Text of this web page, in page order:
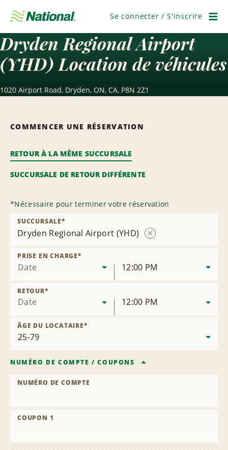
navigation
Se connecter / S'inscrire
Dryden Regional Airport
(YHD) Location de véhicules
1020 Airport Road, Dryden, ON, CA, P8N 2Z1
COMMENCER UNE RÉSERVATION
RETOUR À LA MÊME SUCCURSALE
SUCCURSALE DE RETOUR DIFFÉRENTE
*Nécessaire pour terminer votre réservation
Dryden Regional Airport (YHD)
SUCCURSALE*
Date
PRISE EN CHARGE*
12:00 PM
Date
RETOUR*
12:00 PM
ÂGE DU LOCATAIRE*
NUMÉRO DE COMPTE /COUPONS
NUMÉRO DE COMPTE
COUPON 1